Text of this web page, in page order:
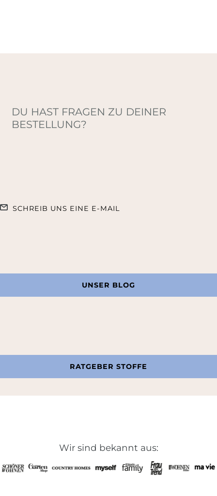
DU HAST FRAGEN ZU DEINER
BESTELLUNG?
SCHREIB UNS EINE E-MAIL
UNSER BLOG
RATGEBER STOFFE
Wir sind bekannt aus: